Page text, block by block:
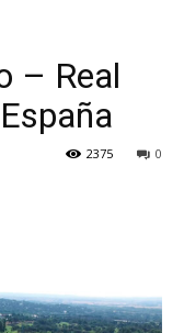
– Real
0
2375